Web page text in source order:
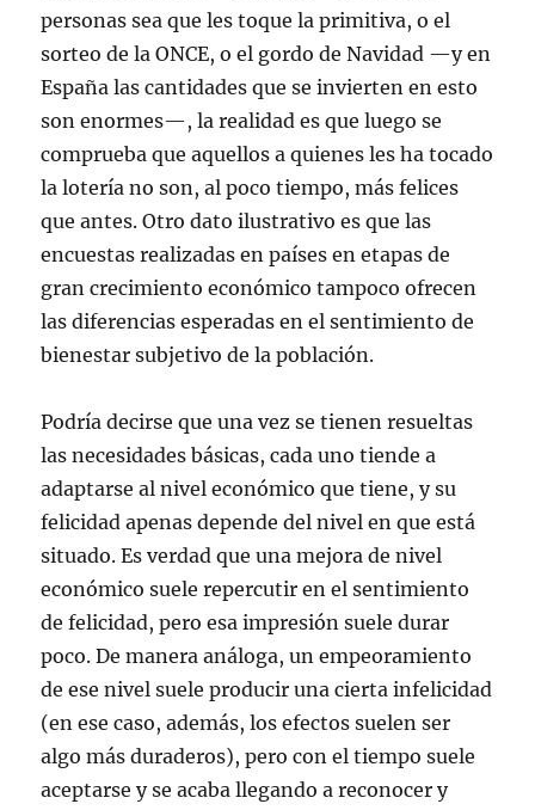
personas sea que les toque la primitiva, o el
sorteo de la ONCE, o el gordo de Navidad —y en
España las cantidades que se invierten en esto
son enormes—, la realidad es que luego se
comprueba que aquellos a quienes les ha tocado
la lotería no son, al poco tiempo, más felices
que antes. Otro dato ilustrativo es que las
encuestas realizadas en países en etapas de
gran crecimiento económico tampoco ofrecen
las diferencias esperadas en el sentimiento de
bienestar subjetivo de la población.
Podría decirse que una vez se tienen resueltas
las necesidades básicas, cada uno tiende a
adaptarse al nivel económico que tiene, y su
felicidad apenas depende del nivel en que está
situado. Es verdad que una mejora de nivel
económico suele repercutir en el sentimiento
de felicidad, pero esa impresión suele durar
poco. De manera análoga, un empeoramiento
de ese nivel suele producir una cierta infelicidad
(en ese caso, además, los efectos suelen ser
algo más duraderos), pero con el tiempo suele
aceptarse y se acaba llegando a reconocer y